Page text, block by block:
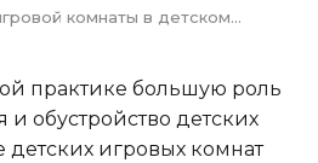
комнаты в детском…
практике большую роль
и обустройство детских
игровых комнат